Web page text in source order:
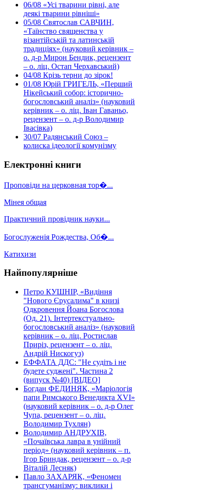
06/08 «Усі тварини рівні, але
деякі тварини рівніші»
05/08 Святослав САВЧИН,
«Таїнство священства у
візантійській та латинській
традиціях» (науковий керівник –
о. д-р Мирон Бендик, рецензент
– о. ліц. Остап Черхавський)
04/08 Крізь терни до зірок!
01/08 Юрій ГРИГЕЛЬ, «Перший
Нікейський собор: історично-
богословський аналіз» (науковий
керівник – о. ліц. Іван Гаваньо,
рецензент – о. д-р Володимир
Івасівка)
30/07 Радянський Союз –
колиска ідеології комунізму
Електронні книги
Проповіди на церковная тор�...
Мінея общая
Практичний провідник науки...
Богослуженія Рождества, Об�...
Катихизи
Найпопулярніше
Петро КУШНІР, «Видіння
"Нового Єрусалима" в книзі
Одкровення Йоана Богослова
(Од. 21). Інтертекстуально-
богословський аналіз» (науковий
керівник – о. ліц. Ростислав
Приріз, рецензент – о. ліц.
Андрій Нискогуз)
ЕФФАТА ДДС: "Не судіть і не
будете суджені". Частина 2
(випуск №40) [ВІДЕО]
Богдан ФЕДИНЯК, «Маріологія
папи Римського Венедикта XVI»
(науковий керівник – о. д-р Олег
Чупа, рецензент – о. ліц.
Володимир Тухлян)
Володимир АНДРУХІВ,
«Почаївська лавра в унійний
період» (науковий керівник – п.
Ігор Бриндак, рецензент – о. д-р
Віталій Лесняк)
Павло ЗАХАРЯК, «Феномен
трансгуманізму: виклики і